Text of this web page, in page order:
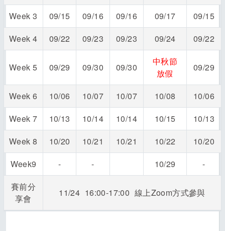
Week 3
09/15 09/16 09/16 09/17
09/15
Week 4
09/22 09/23 09/23 09/24 09/22
Week 5 09/29 09/30 09/30
中秋節
放假
09/29
Week 6 10/06 10/07 10/07 10/08
10/06
Week 7
10/13 10/14 10/14 10/15
10/13
Week 8
10/20 10/21 10/21 10/22
10/20
Week9
- - 10/29
-
賽前分
享會
11/24 16:00-17:00 線上Zoom方式參與